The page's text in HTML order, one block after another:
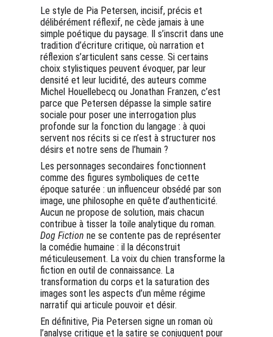
Le style de Pia Petersen, incisif, précis et
délibérément réflexif, ne cède jamais à une
simple poétique du paysage. Il s’inscrit dans une
tradition d’écriture critique, où narration et
réflexion s’articulent sans cesse. Si certains
choix stylistiques peuvent évoquer, par leur
densité et leur lucidité, des auteurs comme
Michel Houellebecq ou Jonathan Franzen, c’est
parce que Petersen dépasse la simple satire
sociale pour poser une interrogation plus
profonde sur la fonction du langage : à quoi
servent nos récits si ce n’est à structurer nos
désirs et notre sens de l’humain ?
Les personnages secondaires fonctionnent
comme des figures symboliques de cette
époque saturée : un influenceur obsédé par son
image, une philosophe en quête d’authenticité.
Aucun ne propose de solution, mais chacun
contribue à tisser la toile analytique du roman.
Dog Fiction ne se contente pas de représenter
la comédie humaine : il la déconstruit
méticuleusement. La voix du chien transforme la
fiction en outil de connaissance. La
transformation du corps et la saturation des
images sont les aspects d’un même régime
narratif qui articule pouvoir et désir.
En définitive, Pia Petersen signe un roman où
l’analyse critique et la satire se conjuguent pour